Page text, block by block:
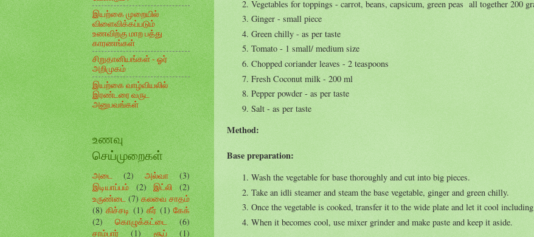
Vegetables for toppings - carrot, beans, capsicum, green peas all together 200
Ginger - small piece
Green chilly - as per taste
Tomato - 1 small/ medium size
Chopped coriander leaves - 2 teaspoons
Fresh Coconut milk - 200 ml
Pepper powder - as per taste
Salt - as per taste
Method:
Base preparation:
Wash the vegetable for base thoroughly and cut into big pieces.
Take an idli steamer and steam the base vegetable, ginger and green chilly.
Once the vegetable is cooked, transfer it to the wide plate and let it cool
When it becomes cool, use mixer grinder and make paste and keep it aside.
இயற்கை முறையில்
விளைவிக்கப்படும்
உணவிற்கு மாற பத்து
காரணங்கள்
சிறுதானியங்கள் - ஓர்
அறிமுகம்
இயற்கை வாழ்வியலில்
இரண்டரை வருட
அனுபவங்கள்
உணவு
செய்முறைகள்
அடை (2) அல்வா
(3)
இடியாப்பம்
(2) இட்லி
(2)
உருண்டை (7) கலவை சாதம்
(8) கிச்சடி (1) கீர் (1) கேக்
(2)
கொழுக்கட்டை
(6)
சாம்பார்
(1) சூப்
(1)